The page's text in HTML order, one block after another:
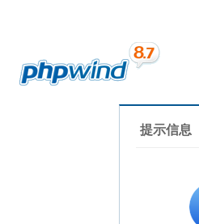
提示信息